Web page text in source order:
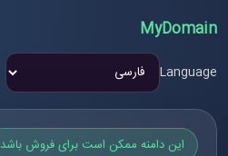
MyDomain
Language
این دامنه ممکن است برای فروش باشد